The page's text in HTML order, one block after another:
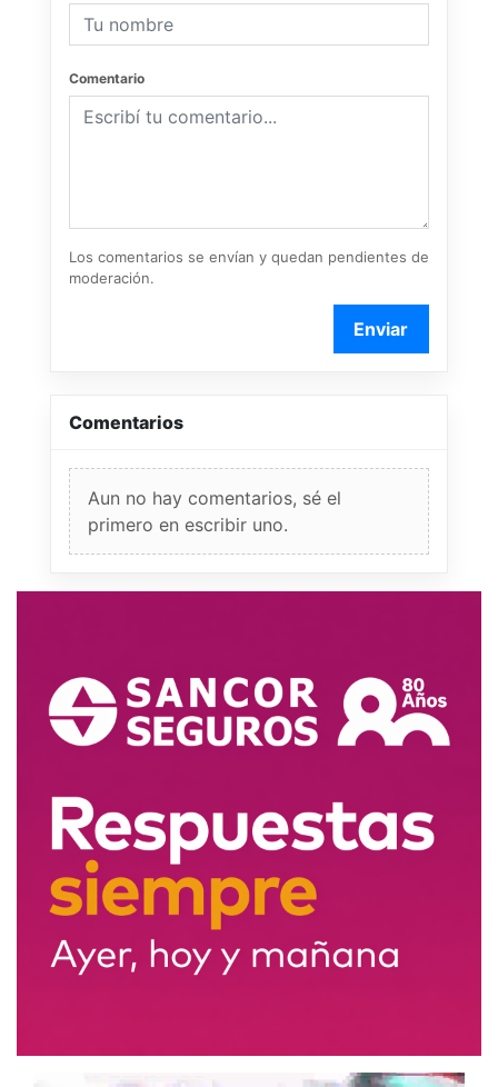
Comentario
Los comentarios se envían y quedan pendientes de
moderación.
Enviar
Comentarios
Aun no hay comentarios, sé el
primero en escribir uno.